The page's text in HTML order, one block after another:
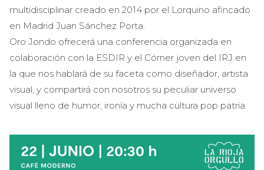
multidisciplinar creado en 2014 por el Lorquino afincado
en Madrid Juan Sánchez Porta.
Oro Jondo ofrecerá una conferencia organizada en
colaboración con la ESDIR y el Córner joven del IRJ en
la que nos hablará de su faceta como diseñador, artista
visual, y compartirá con nosotros su peculiar universo
visual lleno de humor, ironía y mucha cultura pop patria.